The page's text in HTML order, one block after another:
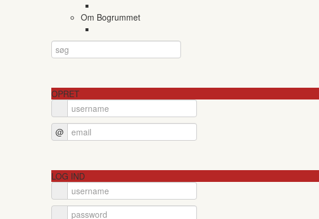
Om Bogrummet
OPRET
@
LOG IND